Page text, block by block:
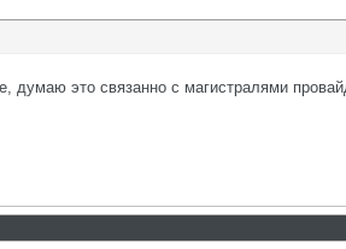
думаю это связанно с магистралями